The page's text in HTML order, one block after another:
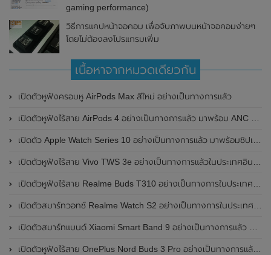
gaming performance)
วิธีการแคปหน้าจอคอม เพื่อจับภาพบนหน้าจอคอมง่ายๆ
โดยไม่ต้องลงโปรแกรมเพิ่ม
เนื้อหาจากหมวดเดียวกัน
เปิดตัวหูฟังครอบหู AirPods Max สีใหม่ อย่างเป็นทางการแล้ว
เปิดตัวหูฟังไร้สาย AirPods 4 อย่างเป็นทางการแล้ว มาพร้อม ANC และฟีเจอร์ใหม่มากมาย
เปิดตัว Apple Watch Series 10 อย่างเป็นทางการแล้ว มาพร้อมชิปเซ็ตรุ่น S10
เปิดตัวหูฟังไร้สาย Vivo TWS 3e อย่างเป็นทางการแล้วในประเทศอินเดีย มาพร้อมระบบตัดเสียงรบกวน ANC ที่ 30dB , ป้องกันฝุ่นและกันน้ำที่ระดับ IP54 , แบตเตอรี่สามารถใช้งานนานสูงสุด 36 ชั่วโมง
เปิดตัวหูฟังไร้สาย Realme Buds T310 อย่างเป็นทางการในประเทศอินเดีย มาพร้อมระบบตัดเสียงรบกวน ANC สูงสุด 46dB , เสียงรอบทิศทาง 360 องศา , แบตเตอรี่สามารถใช้งานได้นานสูงสุด 40 ชั่วโมง
เปิดตัวสมาร์ทวอทช์ Realme Watch S2 อย่างเป็นทางการในประเทศอินเดีย มาพร้อมตัวเรือนสแตนเลสสตีล , หน้าจอแสดงผล AMOLED ขนาด 1.43 นิ้ว , แบตเตอรี่ขนาดใหญ่ใช้งานได้นาน 20 วัน และรองรับคำสั่งเสียง Super AI Engine ที่ขับเคลื่อนโดย ChatGPT
เปิดตัวสมาร์ทแบนด์ Xiaomi Smart Band 9 อย่างเป็นทางการแล้ว มาพร้อมหน้าจอ AMOLED ขนาด 1.62 นิ้ว , ตัวเรือนเป็นโลหะ และแบตเตอรี่สุดอึดสามารถใช้งานได้นานถึง 21 วัน
เปิดตัวหูฟังไร้สาย OnePlus Nord Buds 3 Pro อย่างเป็นทางการแล้ว มาพร้อมระบบตัดเสียงรบกวน (ANC) สามารถลดเสียงรบกวนได้ 49dB และแบตเตอรี่สุดอึดใช้งานได้นานสูงสุดถึง 44 ชั่วโมง